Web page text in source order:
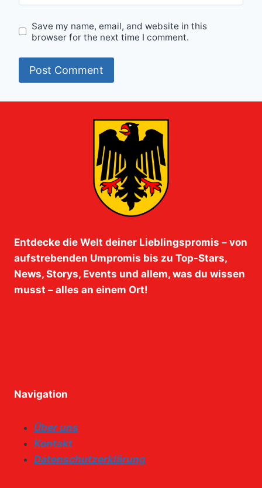
Save my name, email, and website in this
browser for the next time I comment.
Entdecke die Welt deiner Lieblingspromis – von
aufstrebenden Umpromis bis zu Top-Stars,
News, Storys, Events und allem, was du wissen
musst – alles an einem Ort!
Navigation
Über uns
Kontakt
Datenschutzerklärung